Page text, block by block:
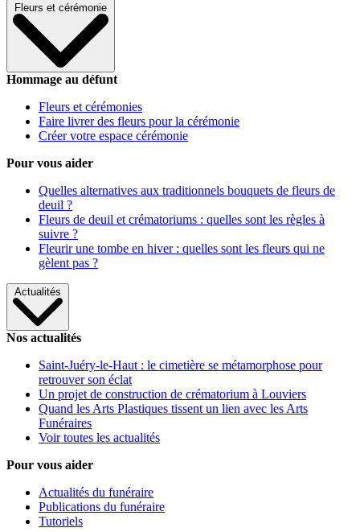
Fleurs et cérémonie
Hommage au défunt
Fleurs et cérémonies
Faire livrer des fleurs pour la cérémonie
Créer votre espace cérémonie
Pour vous aider
Quelles alternatives aux traditionnels bouquets de fleurs de
deuil ?
Fleurs de deuil et crématoriums : quelles sont les règles à
suivre ?
Fleurir une tombe en hiver : quelles sont les fleurs qui ne
gèlent pas ?
Actualités
Nos actualités
Saint-Juéry-le-Haut : le cimetière se métamorphose pour
retrouver son éclat
Un projet de construction de crématorium à Louviers
Quand les Arts Plastiques tissent un lien avec les Arts
Funéraires
Voir toutes les actualités
Pour vous aider
Actualités du funéraire
Publications du funéraire
Tutoriels